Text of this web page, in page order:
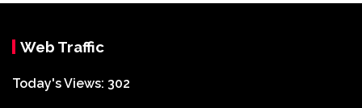
Web Traffic
Today's Views: 302